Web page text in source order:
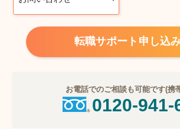
転職サポート申し込
お電話でのご相談も可能です(携
0120-941-